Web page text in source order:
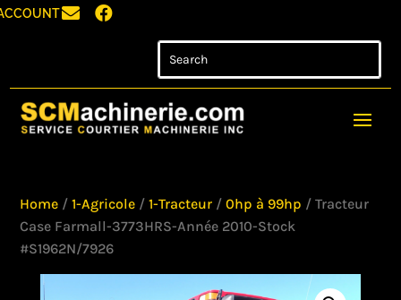
 
Home /1-Agricole /1-Tracteur /0hp à 99hp / Tracteur
Case Farmall-3773HRS-Année 2010-Stock
#S1962N/7926